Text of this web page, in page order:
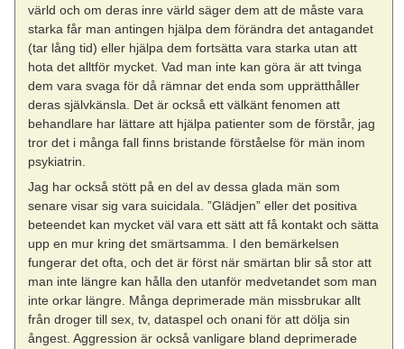
värld och om deras inre värld säger dem att de måste vara
starka får man antingen hjälpa dem förändra det antagandet
(tar lång tid) eller hjälpa dem fortsätta vara starka utan att
hota det alltför mycket. Vad man inte kan göra är att tvinga
dem vara svaga för då rämnar det enda som upprätthåller
deras självkänsla. Det är också ett välkänt fenomen att
behandlare har lättare att hjälpa patienter som de förstår, jag
tror det i många fall finns bristande förståelse för män inom
psykiatrin.
Jag har också stött på en del av dessa glada män som
senare visar sig vara suicidala. ”Glädjen” eller det positiva
beteendet kan mycket väl vara ett sätt att få kontakt och sätta
upp en mur kring det smärtsamma. I den bemärkelsen
fungerar det ofta, och det är först när smärtan blir så stor att
man inte längre kan hålla den utanför medvetandet som man
inte orkar längre. Många deprimerade män missbrukar allt
från droger till sex, tv, dataspel och onani för att dölja sin
ångest. Aggression är också vanligare bland deprimerade